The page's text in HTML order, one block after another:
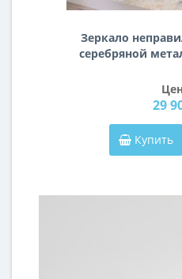
Зеркало
серебряной
29
Купить